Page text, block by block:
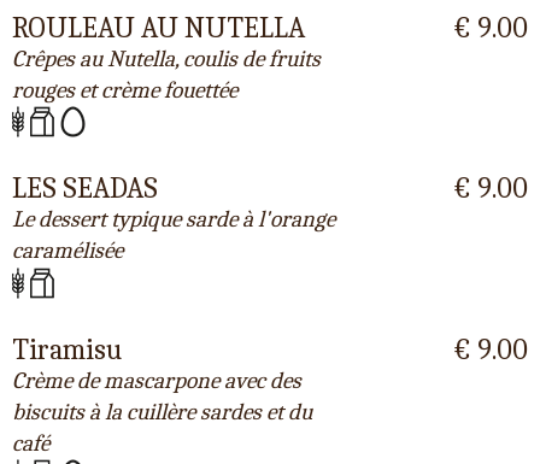
ROULEAU AU NUTELLA
Crêpes au Nutella, coulis de fruits
rouges et crème fouettée
€ 9.00
LES SEADAS
Le dessert typique sarde à l'orange
caramélisée
€ 9.00
Tiramisu
Crème de mascarpone avec des
biscuits à la cuillère sardes et du
café
€ 9.00